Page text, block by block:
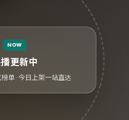
NOW
更新中
榜单 · 今日上架一站直达